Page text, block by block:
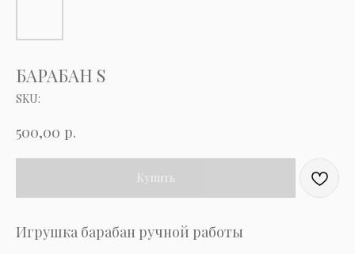
БАРАБАН S
SKU:
500,00 р.
Купить
Игрушка барабан ручной работы